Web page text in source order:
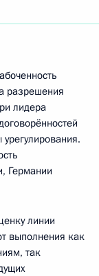
разрешения
лидера
Германии
линии
выполнения как
так